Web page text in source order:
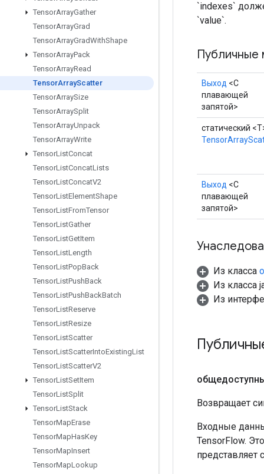
TensorArrayGather
TensorArrayGrad
TensorArrayGradWithShape
TensorArrayPack
TensorArrayRead
TensorArrayScatter
TensorArraySize
TensorArraySplit
TensorArrayUnpack
TensorArrayWrite
TensorListConcat
TensorListConcatLists
TensorListConcatV2
TensorListElementShape
TensorListFromTensor
TensorListGather
TensorListGetItem
TensorListLength
TensorListPopBack
TensorListPushBack
TensorListPushBackBatch
TensorListReserve
TensorListResize
TensorListScatter
TensorListScatterIntoExistingList
TensorListScatterV2
TensorListSetItem
TensorListSplit
TensorListStack
TensorMapErase
TensorMapHasKey
TensorMapInsert
TensorMapLookup
`indexes`
`value`.
Публичные
Выход <С
плавающей
запятой>
статический
Выход <С
плавающей
запятой>
Из класса
Из класса
Из
Возвращает
Входные
TensorFlow.
представляет